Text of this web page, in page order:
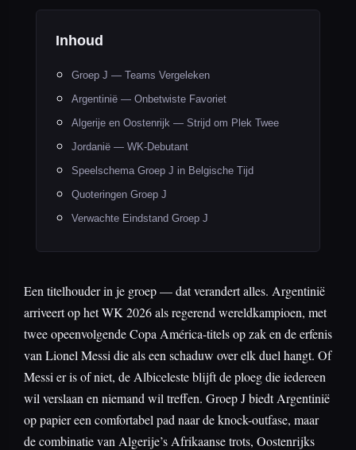
Inhoud
Groep J — Teams Vergeleken
Argentinië — Onbetwiste Favoriet
Algerije en Oostenrijk — Strijd om Plek Twee
Jordanië — WK-Debutant
Speelschema Groep J in Belgische Tijd
Quoteringen Groep J
Verwachte Eindstand Groep J
Een titelhouder in je groep — dat verandert alles. Argentinië
arriveert op het WK 2026 als regerend wereldkampioen, met
twee opeenvolgende Copa América-titels op zak en de erfenis
van Lionel Messi die als een schaduw over elk duel hangt. Of
Messi er is of niet, de Albiceleste blijft de ploeg die iedereen
wil verslaan en niemand wil treffen. Groep J biedt Argentinië
op papier een comfortabel pad naar de knock-outfase, maar
de combinatie van Algerije’s Afrikaanse trots, Oostenrijks